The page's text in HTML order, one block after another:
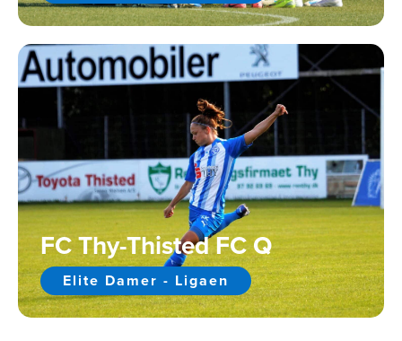
FC Thy-Thisted FC Q
Elite Damer - Ligaen